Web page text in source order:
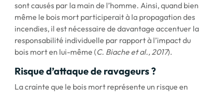
sont causés par la main de l’homme. Ainsi, quand bien
même le bois mort participerait à la propagation des
incendies, il est nécessaire de davantage accentuer la
responsabilité individuelle par rapport à l’impact du
bois mort en lui-même (C. Biache et al., 2017).
Risque d’attaque de ravageurs ?
La crainte que le bois mort représente un risque en